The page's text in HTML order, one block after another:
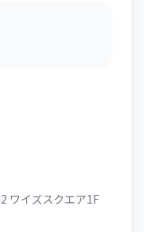
ワイズスクエア1F